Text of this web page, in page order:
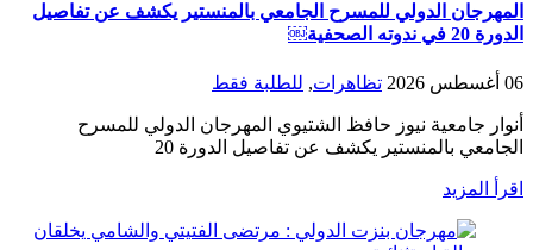
المهرجان الدولي للمسرح الجامعي بالمنستير يكشف عن تفاصيل
الدورة 20 في ندوته الصحفية￼
06 أغسطس 2026 تظاهرات, للطلبة فقط
أنوار جامعية نيوز حافظ الشتيوي المهرجان الدولي للمسرح
الجامعي بالمنستير يكشف عن تفاصيل الدورة 20
اقرأ المزيد